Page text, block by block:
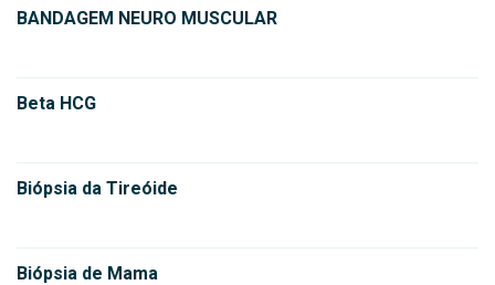
BANDAGEM NEURO MUSCULAR
Beta HCG
Biópsia da Tireóide
Biópsia de Mama